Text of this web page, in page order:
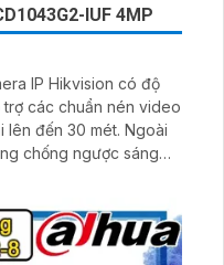
IUF 4MP
IP Hikvision có độ
các chuẩn nén video
30 mét. Ngoài
chống ngược sáng
tiện.